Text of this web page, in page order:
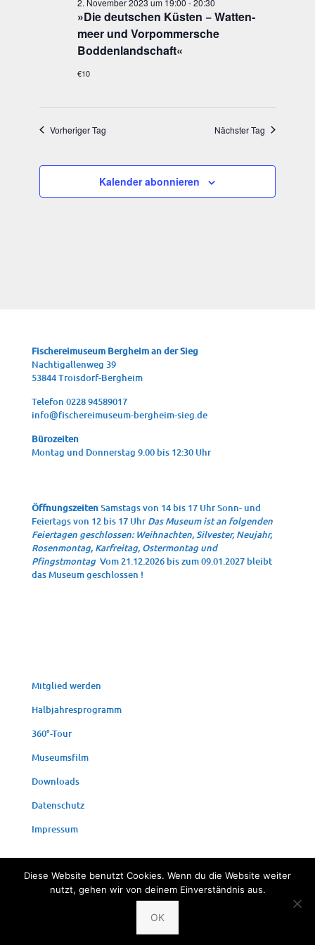
»Die deut­schen Küs­ten − Wat­ten­
meer und Vor­pom­mer­sche
Boddenlandschaft«
€10
Vorheriger Tag Nächster Tag
Kalender abonnieren
Fische­rei­mu­se­um Berg­heim an der Sieg
Nach­ti­gal­len­weg 39
53844 Troisdorf-Bergheim
Tele­fon 0228 94589017
info@fischereimuseum-bergheim-sieg.de
Büro­zei­ten
Mon­tag und Don­ners­tag 9.00 bis 12:30 Uhr
ÖffnungszeitenSamstags von 14 bis 17 Uhr Sonn- und
Feiertags von 12 bis 17 Uhr Das Museum ist an folgenden
Feiertagen geschlossen: Weihnachten, Silvester, Neujahr,
Rosenmontag, Karfreitag, Ostermontag und
Pfingstmontag Vom 21.12.2026 bis zum 09.01.2027 bleibt
das Museum geschlossen !
Mit­glied werden
Halb­jah­res­pro­gramm
360°-Tour
Muse­ums­film
Down­loads
Daten­schutz
Impres­sum
© 2024 Fischereimuseum Bergheim/Sieg
Diese Website benutzt Cookies. Wenn du die Website weiter
nutzt, gehen wir von deinem Einverständnis aus.
OK